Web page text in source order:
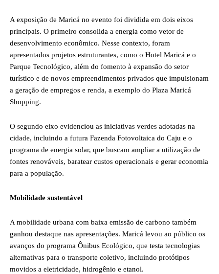
A exposição de Maricá no evento foi dividida em dois eixos
principais. O primeiro consolida a energia como vetor de
desenvolvimento econômico. Nesse contexto, foram
apresentados projetos estruturantes, como o Hotel Maricá e o
Parque Tecnológico, além do fomento à expansão do setor
turístico e de novos empreendimentos privados que impulsionam
a geração de empregos e renda, a exemplo do Plaza Maricá
Shopping.
O segundo eixo evidenciou as iniciativas verdes adotadas na
cidade, incluindo a futura Fazenda Fotovoltaica do Caju e o
programa de energia solar, que buscam ampliar a utilização de
fontes renováveis, baratear custos operacionais e gerar economia
para a população.
Mobilidade sustentável
A mobilidade urbana com baixa emissão de carbono também
ganhou destaque nas apresentações. Maricá levou ao público os
avanços do programa Ônibus Ecológico, que testa tecnologias
alternativas para o transporte coletivo, incluindo protótipos
movidos a eletricidade, hidrogênio e etanol.